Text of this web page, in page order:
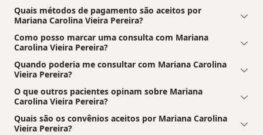
Quais métodos de pagamento são aceitos por
Mariana Carolina Vieira Pereira?
Como posso marcar uma consulta com Mariana
Carolina Vieira Pereira?
Quando poderia me consultar com Mariana Carolina
Vieira Pereira?
O que outros pacientes opinam sobre Mariana
Carolina Vieira Pereira?
Quais são os convênios aceitos por Mariana Carolina
Vieira Pereira?